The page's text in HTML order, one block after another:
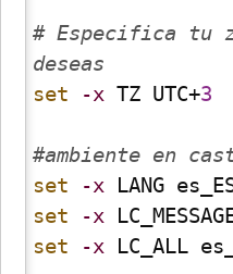
# Especifica tu
deseas
set
-x TZ UTC+3
#ambiente en
set
-x
set
-x
set
-x LC_ALL